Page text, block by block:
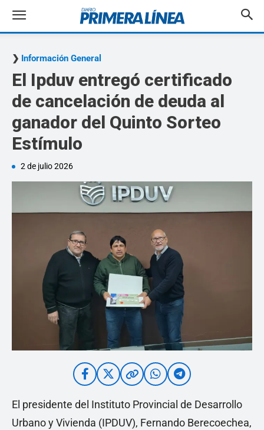
Información General
El Ipduv entregó certificado
de cancelación de deuda al
ganador del Quinto Sorteo
Estímulo
2 de julio 2026
El presidente del Instituto Provincial de Desarrollo
Urbano y Vivienda (IPDUV), Fernando Berecoechea,